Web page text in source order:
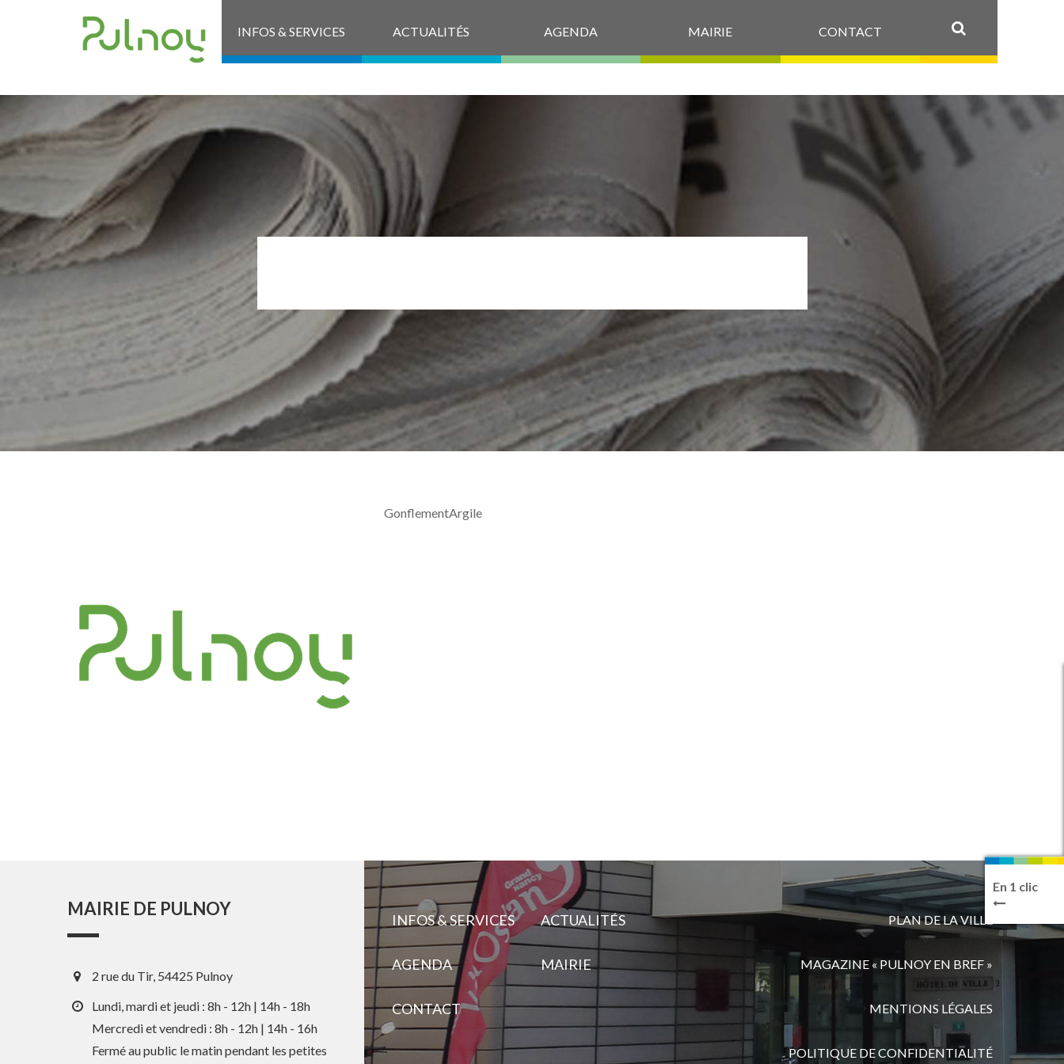
INFOS & SERVICES ACTUALITÉS AGENDA MAIRIE CONTACT
GonflementArgile
En 1 clic
MAIRIE DE PULNOY
2 rue du Tir, 54425 Pulnoy
Lundi, mardi et jeudi : 8h - 12h | 14h - 18h
Mercredi et vendredi : 8h - 12h | 14h - 16h
Fermé au public le matin pendant les petites
INFOS & SERVICES ACTUALITÉS
AGENDA MAIRIE
CONTACT
PLAN DE LA VILLE
MAGAZINE « PULNOY EN BREF »
MENTIONS LÉGALES
POLITIQUE DE CONFIDENTIALITÉ